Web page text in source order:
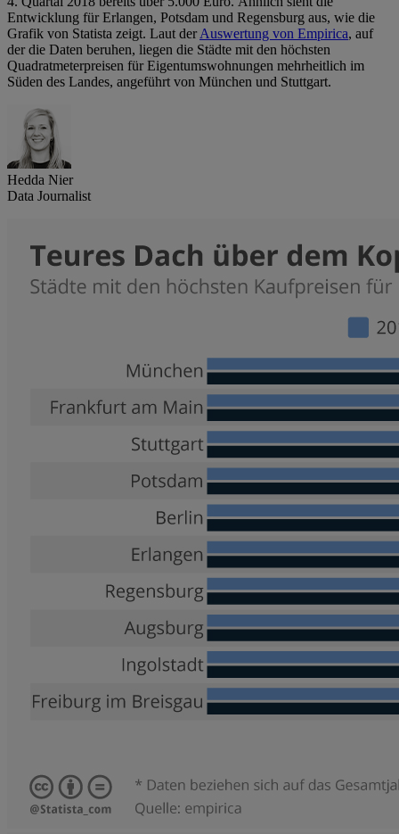
Entwicklung für Erlangen, Potsdam und Regensburg aus, wie die
Grafik von Statista zeigt. Laut derAuswertung von Empirica, auf
der die Daten beruhen, liegen die Städte mit den höchsten
Quadratmeterpreisen für Eigentumswohnungen mehrheitlich im
Süden des Landes, angeführt von München und Stuttgart.
Hedda Nier
Data Journalist